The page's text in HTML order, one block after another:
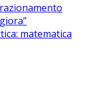
matematica